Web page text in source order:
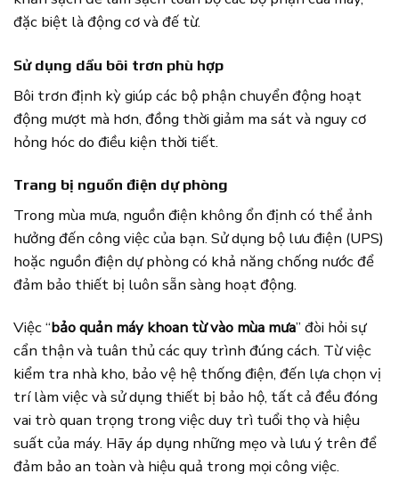
đặc biệt là động cơ và đế từ.
Sử dụng dầu bôi trơn phù hợp
Bôi trơn định kỳ giúp các bộ phận chuyển động hoạt
động mượt mà hơn, đồng thời giảm ma sát và nguy cơ
hỏng hóc do điều kiện thời tiết.
Trang bị nguồn điện dự phòng
Trong mùa mưa, nguồn điện không ổn định có thể ảnh
hưởng đến công việc của bạn. Sử dụng bộ lưu điện (UPS)
hoặc nguồn điện dự phòng có khả năng chống nước để
đảm bảo thiết bị luôn sẵn sàng hoạt động.
Việc “bảo quản máy khoan từ vào mùa mưa” đòi hỏi sự
cẩn thận và tuân thủ các quy trình đúng cách. Từ việc
kiểm tra nhà kho, bảo vệ hệ thống điện, đến lựa chọn vị
trí làm việc và sử dụng thiết bị bảo hộ, tất cả đều đóng
vai trò quan trọng trong việc duy trì tuổi thọ và hiệu
suất của máy. Hãy áp dụng những mẹo và lưu ý trên để
đảm bảo an toàn và hiệu quả trong mọi công việc.